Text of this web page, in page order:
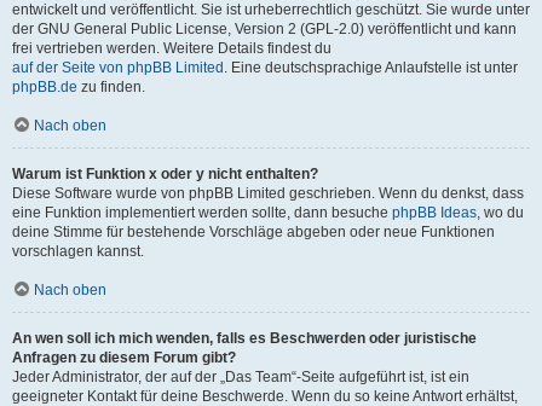
entwickelt und veröffentlicht. Sie ist urheberrechtlich geschützt. Sie wurde unter
der GNU General Public License, Version 2 (GPL-2.0) veröffentlicht und kann
frei vertrieben werden. Weitere Details findest du
auf der Seite von phpBB Limited . Eine deutschsprachige Anlaufstelle ist unter
phpBB.de zu finden.
Nach oben
Warum ist Funktion x oder y nicht enthalten?
Diese Software wurde von phpBB Limited geschrieben. Wenn du denkst, dass
eine Funktion implementiert werden sollte, dann besuche phpBB Ideas, wo du
deine Stimme für bestehende Vorschläge abgeben oder neue Funktionen
vorschlagen kannst.
Nach oben
An wen soll ich mich wenden, falls es Beschwerden oder juristische
Anfragen zu diesem Forum gibt?
Jeder Administrator, der auf der „Das Team“-Seite aufgeführt ist, ist ein
geeigneter Kontakt für deine Beschwerde. Wenn du so keine Antwort erhältst,